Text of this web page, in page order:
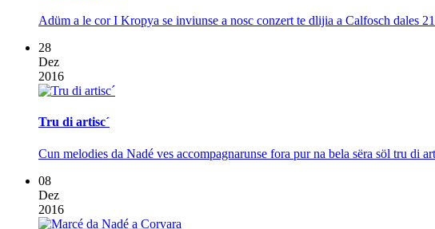
Adüm a le cor I Kropya se inviunse a nosc conzert te dlijia a Calfosch dales
28
Dez
2016
Tru di artisc´
Cun melodies da Nadé ves accompagnarunse fora pur na bela sëra söl tru di
08
Dez
2016